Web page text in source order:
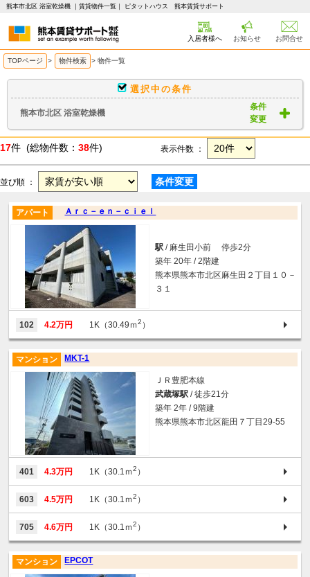
熊本市北区 浴室乾燥機 ｜賃貸物件一覧｜ ピタットハウス 熊本賃貸サポート
入居者様へ お知らせ お問合せ
TOPページ > 物件検索 > 物件一覧
選択中の条件
熊本市北区 浴室乾燥機
条件
変更
17件 (総物件数： 38件) 表示件数 ：
並び順 ： 条件変更
Ａｒｃ－ｅｎ－ｃｉｅｌ
アパート
駅 / 麻生田小前 停歩2分
築年 20年 / 2階建
熊本県熊本市北区麻生田２丁目１０－
３１
102 4.2万円 1K（30.49ｍ2 ）
MKT-1
マンション
ＪＲ豊肥本線
武蔵塚駅 / 徒歩21分
築年 2年 / 9階建
熊本県熊本市北区龍田７丁目29-55
401 4.3万円 1K（30.1ｍ2 ）
603 4.5万円 1K（30.1ｍ2 ）
705 4.6万円 1K（30.1ｍ2 ）
EPCOT
マンション